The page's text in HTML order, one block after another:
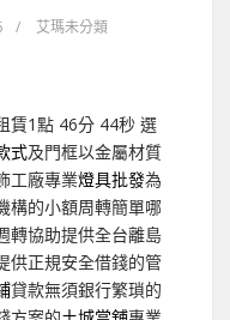
/ 艾瑪未分類
賃1點 46分 44秒 選
式及門框以金屬材質
工廠專業燈具批發為
構的小額周轉簡單哪
轉協助提供全台離島
供正規安全借錢的管
貸款無須銀行繁瑣的